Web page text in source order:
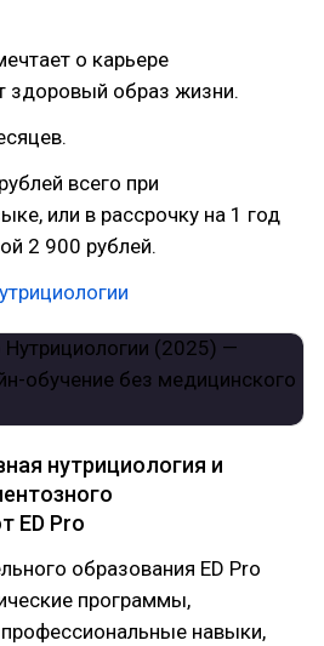
о карьере
здоровый образ жизни.
всего при
или в рассрочку на 1 год
2 900 рублей.
нутрициология и
ED Pro
образования ED Pro
программы,
навыки,